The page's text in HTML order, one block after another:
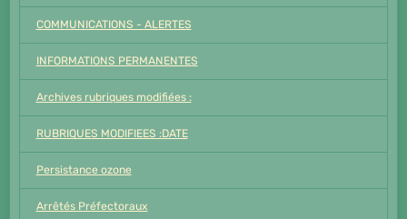
COMMUNICATIONS - ALERTES
INFORMATIONS PERMANENTES
Archives rubriques modifiées :
RUBRIQUES MODIFIEES :DATE
Persistance ozone
Arrêtés Préfectoraux